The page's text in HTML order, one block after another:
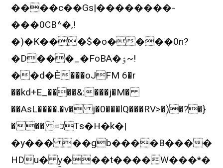
����c��Gs|��������-
���0CB^�,!
�)�K���$�o����0n?
�D���_�FoBA�ۉ~!
��d�Ѐ���oJFM 6�r
��kd+E_����&:���j�M�
��AsL����.�v� j�0���lQ���RV>�)�?�}
��� =כTs�H�k�|
�y��� ��gb����B����
HDu� y̬���t����W���*�